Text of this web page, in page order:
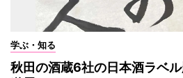
学ぶ・知る
秋田の酒蔵6社の日本酒ラベ